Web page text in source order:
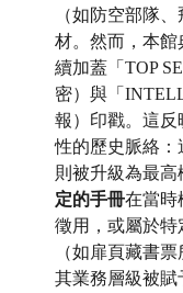
（如防空部隊
材。然而，本館
續加蓋「TOP
密）與「
報）印戳。這
性的歷史脈絡
則被升級為最高
定的手冊在當時
徵用，或屬於特
（如扉頁藏書
其業務層級被